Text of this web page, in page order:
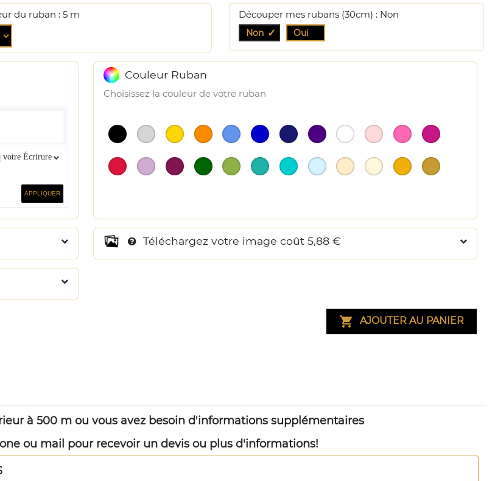
du ruban : 5 m Découper mes rubans (30cm) : Non
Non Oui
votre Écrirure
APPLIQUER
Couleur Ruban
Choisissez la couleur de votre ruban
Téléchargez votre image coût 5,88 €
 AJOUTER AU PANIER
à 500 m ou vous avez besoin d'informations supplémentaires
ou mail pour recevoir un devis ou plus d'informations!